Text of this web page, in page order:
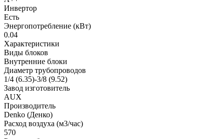
Инвертор
Есть
Энергопотребление (кВт)
0.04
Характеристики
Виды блоков
Внутренние блоки
Диаметр трубопроводов
1/4 (6.35)-3/8 (9.52)
Завод изготовитель
AUX
Производитель
Denko (Денко)
Расход воздуха (м3/час)
570